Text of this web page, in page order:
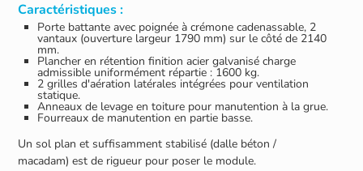
Caractéristiques :
Porte battante avec poignée à crémone cadenassable, 2
vantaux (ouverture largeur 1790 mm) sur le côté de 2140
mm.
Plancher en rétention finition acier galvanisé charge
admissible uniformément répartie : 1600 kg.
2 grilles d'aération latérales intégrées pour ventilation
statique.
Anneaux de levage en toiture pour manutention à la grue.
Fourreaux de manutention en partie basse.
Un sol plan et suffisamment stabilisé (dalle béton /
macadam) est de rigueur pour poser le module.